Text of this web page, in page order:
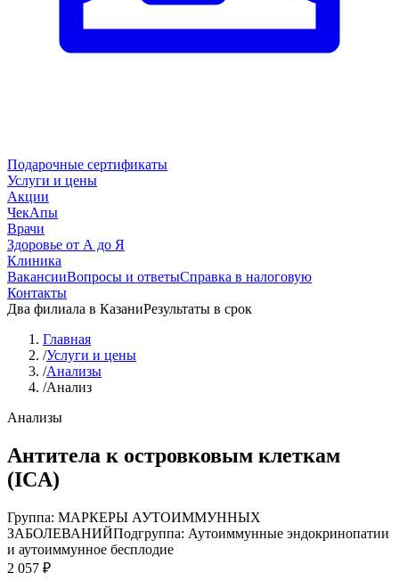
Подарочные сертификаты
Услуги и цены
Акции
ЧекАпы
Врачи
Здоровье от А до Я
Клиника
ВакансииВопросы и ответыСправка в налоговую
Контакты
Два филиала в КазаниРезультаты в срок
Главная
/Услуги и цены
/Анализы
/Анализ
Анализы
Антитела к островковым клеткам
(ICA)
Группа: МАРКЕРЫ АУТОИММУННЫХ
ЗАБОЛЕВАНИЙПодгруппа: Аутоиммунные эндокринопатии
и аутоиммунное бесплодие
2 057 ₽